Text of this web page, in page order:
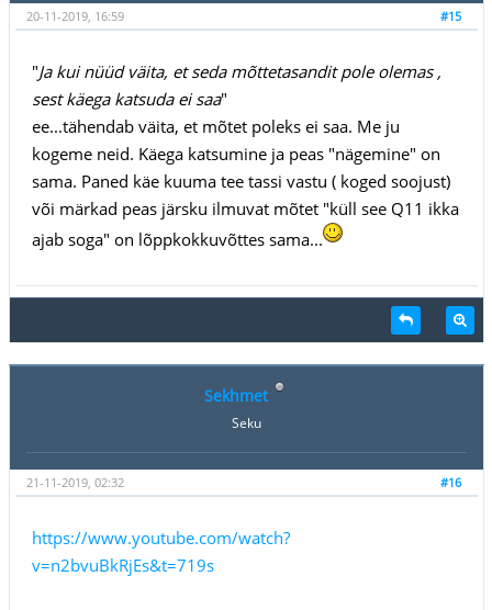
#15
20-11-2019, 16:59
"Ja kui nüüd väita, et seda mõttetasandit pole olemas ,
sest käega katsuda ei saa"
ee...tähendab väita, et mõtet poleks ei saa. Me ju
kogeme neid. Käega katsumine ja peas "nägemine" on
sama. Paned käe kuuma tee tassi vastu ( koged soojust)
või märkad peas järsku ilmuvat mõtet "küll see Q11 ikka
ajab soga" on lõppkokkuvõttes sama...
Sekhmet
Seku
#16
21-11-2019, 02:32
https://www.youtube.com/watch?
v=n2bvuBkRjEs&t=719s